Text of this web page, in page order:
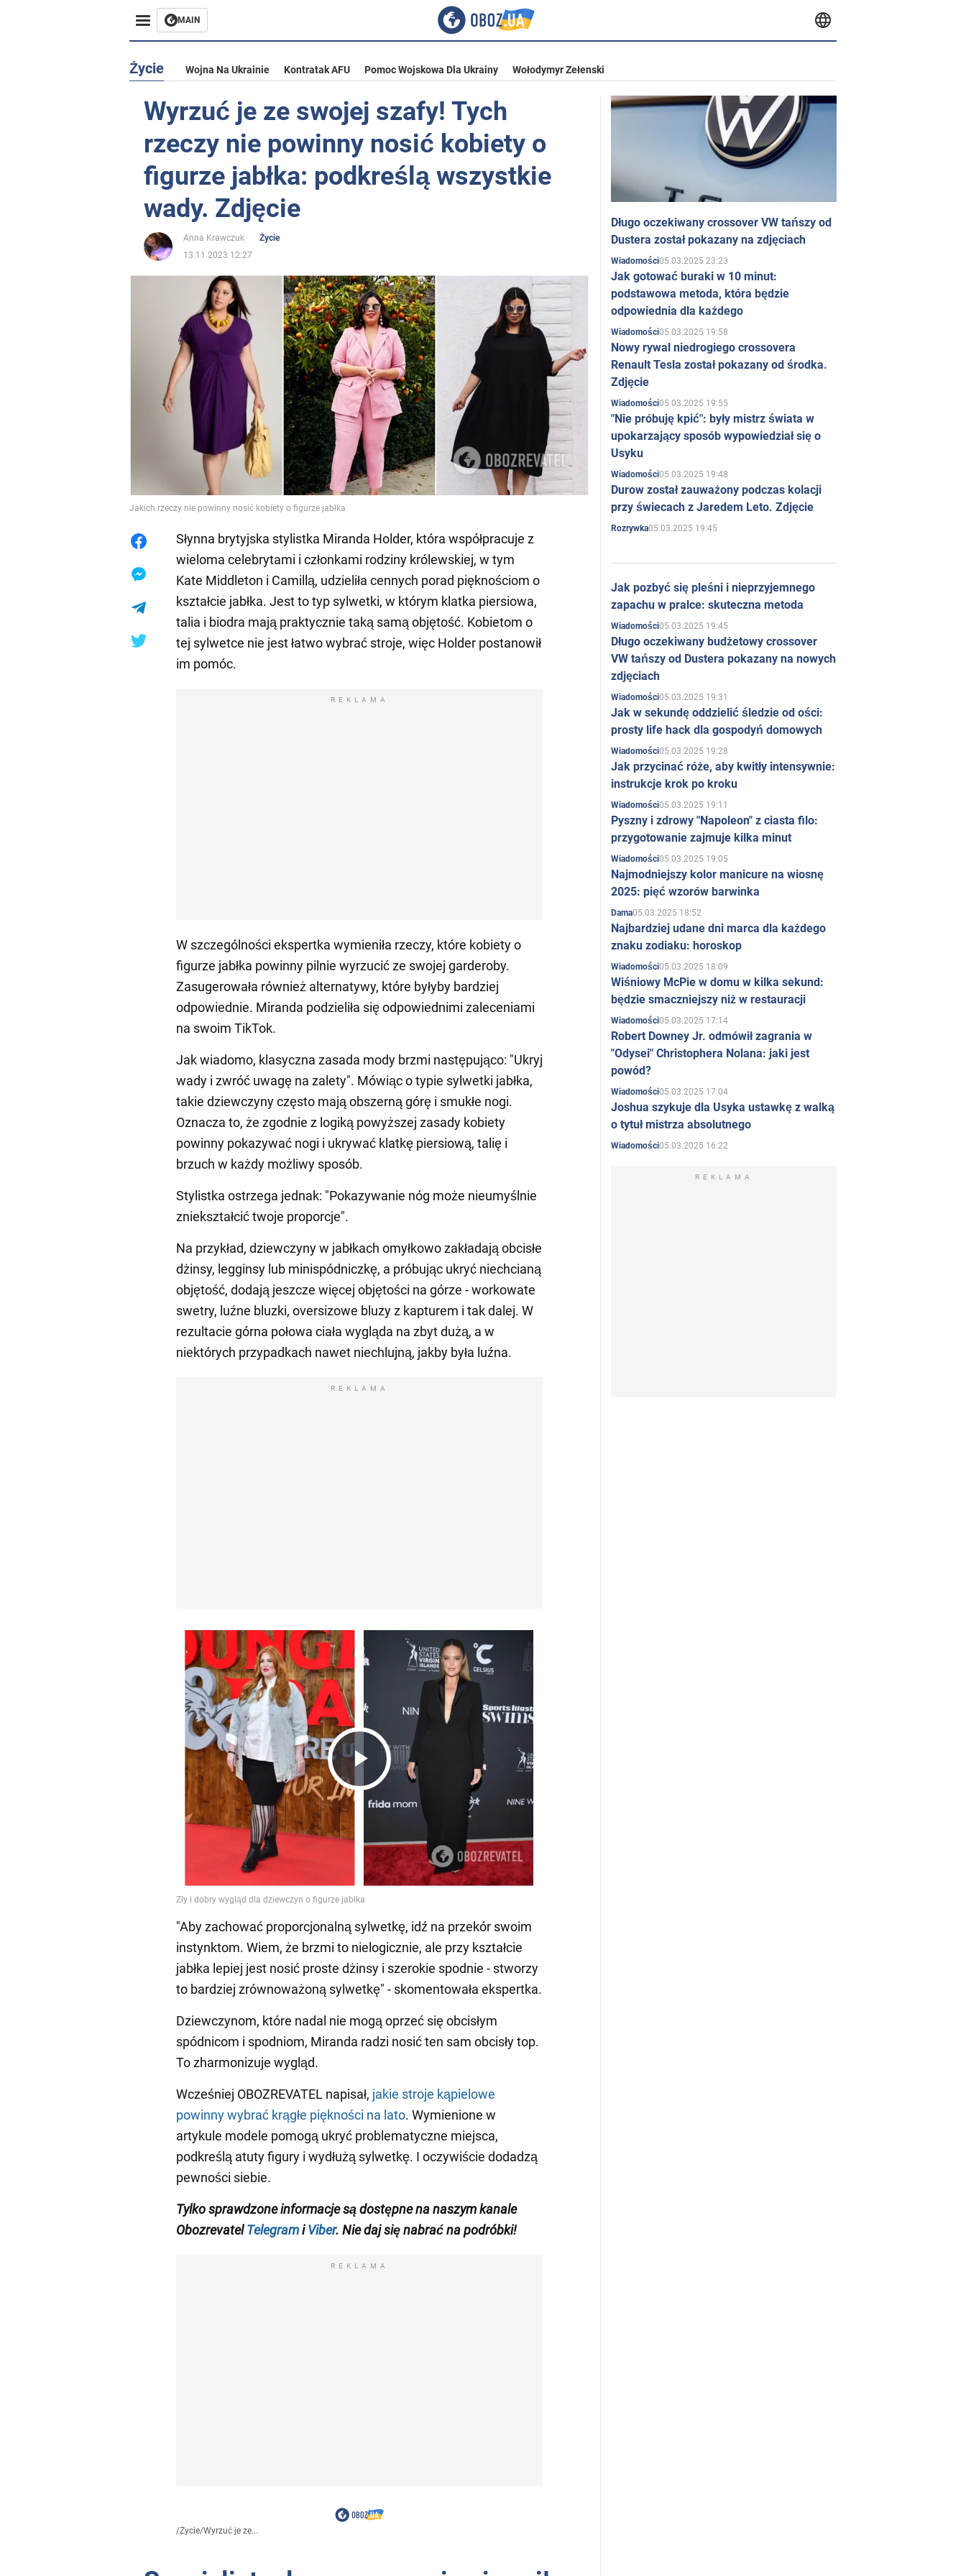
MAIN
Życie Wojna Na Ukrainie Kontratak AFU Pomoc Wojskowa Dla Ukrainy Wołodymyr Zełenski
Wyrzuć je ze swojej szafy! Tych
rzeczy nie powinny nosić kobiety o
figurze jabłka: podkreślą wszystkie
wady. Zdjęcie
Anna Krawczuk
Życie
13.11.2023 12:27
Jakich rzeczy nie powinny nosić kobiety o figurze jabłka
Słynna brytyjska stylistka Miranda Holder, która współpracuje z
wieloma celebrytami i członkami rodziny królewskiej, w tym
Kate Middleton i Camillą, udzieliła cennych porad pięknościom o
kształcie jabłka. Jest to typ sylwetki, w którym klatka piersiowa,
talia i biodra mają praktycznie taką samą objętość. Kobietom o
tej sylwetce nie jest łatwo wybrać stroje, więc Holder postanowił
im pomóc.
REKLAMA
W szczególności ekspertka wymieniła rzeczy, które kobiety o
figurze jabłka powinny pilnie wyrzucić ze swojej garderoby.
Zasugerowała również alternatywy, które byłyby bardziej
odpowiednie. Miranda podzieliła się odpowiednimi zaleceniami
na swoim TikTok.
Jak wiadomo, klasyczna zasada mody brzmi następująco: "Ukryj
wady i zwróć uwagę na zalety". Mówiąc o typie sylwetki jabłka,
takie dziewczyny często mają obszerną górę i smukłe nogi.
Oznacza to, że zgodnie z logiką powyższej zasady kobiety
powinny pokazywać nogi i ukrywać klatkę piersiową, talię i
brzuch w każdy możliwy sposób.
Stylistka ostrzega jednak: "Pokazywanie nóg może nieumyślnie
zniekształcić twoje proporcje".
Na przykład, dziewczyny w jabłkach omyłkowo zakładają obcisłe
dżinsy, legginsy lub minispódniczkę, a próbując ukryć niechcianą
objętość, dodają jeszcze więcej objętości na górze - workowate
swetry, luźne bluzki, oversizowe bluzy z kapturem i tak dalej. W
rezultacie górna połowa ciała wygląda na zbyt dużą, a w
niektórych przypadkach nawet niechlujną, jakby była luźna.
REKLAMA
Play
Video
"Aby zachować proporcjonalną sylwetkę, idź na przekór swoim
instynktom. Wiem, że brzmi to nielogicznie, ale przy kształcie
jabłka lepiej jest nosić proste dżinsy i szerokie spodnie - stworzy
to bardziej zrównoważoną sylwetkę" - skomentowała ekspertka.
Dziewczynom, które nadal nie mogą oprzeć się obcisłym
spódnicom i spodniom, Miranda radzi nosić ten sam obcisły top.
To zharmonizuje wygląd.
Wcześniej OBOZREVATEL napisał, jakie stroje kąpielowe
powinny wybrać krągłe piękności na lato. Wymienione w
artykule modele pomogą ukryć problematyczne miejsca,
podkreślą atuty figury i wydłużą sylwetkę. I oczywiście dodadzą
pewności siebie.
Tylko sprawdzone informacje są dostępne na naszym kanale
ObozrevatelTelegramiViber. Nie daj się nabrać na podróbki!
REKLAMA
/Życie/Wyrzuć je ze...
Długo oczekiwany crossover VW tańszy od
Dustera został pokazany na zdjęciach
Wiadomości05.03.2025 23:23
Jak gotować buraki w 10 minut:
podstawowa metoda, która będzie
odpowiednia dla każdego
Wiadomości05.03.2025 19:58
Nowy rywal niedrogiego crossovera
Renault Tesla został pokazany od środka.
Zdjęcie
Wiadomości05.03.2025 19:55
"Nie próbuję kpić": były mistrz świata w
upokarzający sposób wypowiedział się o
Usyku
Wiadomości05.03.2025 19:48
Durow został zauważony podczas kolacji
przy świecach z Jaredem Leto. Zdjęcie
Rozrywka05.03.2025 19:45
Jak pozbyć się pleśni i nieprzyjemnego
zapachu w pralce: skuteczna metoda
Wiadomości05.03.2025 19:45
Długo oczekiwany budżetowy crossover
VW tańszy od Dustera pokazany na nowych
zdjęciach
Wiadomości05.03.2025 19:31
Jak w sekundę oddzielić śledzie od ości:
prosty life hack dla gospodyń domowych
Wiadomości05.03.2025 19:28
Jak przycinać róże, aby kwitły intensywnie:
instrukcje krok po kroku
Wiadomości05.03.2025 19:11
Pyszny i zdrowy "Napoleon" z ciasta filo:
przygotowanie zajmuje kilka minut
Wiadomości05.03.2025 19:05
Najmodniejszy kolor manicure na wiosnę
2025: pięć wzorów barwinka
Dama05.03.2025 18:52
Najbardziej udane dni marca dla każdego
znaku zodiaku: horoskop
Wiadomości05.03.2025 18:09
Wiśniowy McPie w domu w kilka sekund:
będzie smaczniejszy niż w restauracji
Wiadomości05.03.2025 17:14
Robert Downey Jr. odmówił zagrania w
"Odysei" Christophera Nolana: jaki jest
powód?
Wiadomości05.03.2025 17:04
Joshua szykuje dla Usyka ustawkę z walką
o tytuł mistrza absolutnego
Wiadomości05.03.2025 16:22
REKLAMA